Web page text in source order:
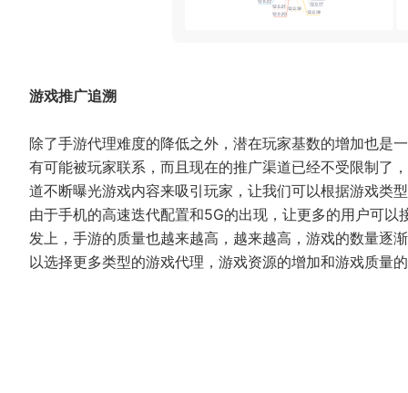
游戏推广追溯
除了手游代理难度的降低之外，潜在玩家基数的增加也是
有可能被玩家联系，而且现在的推广渠道已经不受限制了
道不断曝光游戏内容来吸引玩家，让我们可以根据游戏类
由于手机的高速迭代配置和5G的出现，让更多的用户可
发上，手游的质量也越来越高，越来越高，游戏的数量逐
以选择更多类型的游戏代理，游戏资源的增加和游戏质量